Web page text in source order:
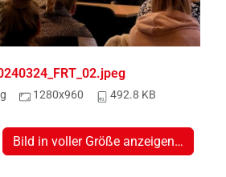
1280x960 492.8 KB
Bild in voller Größe anzeigen…